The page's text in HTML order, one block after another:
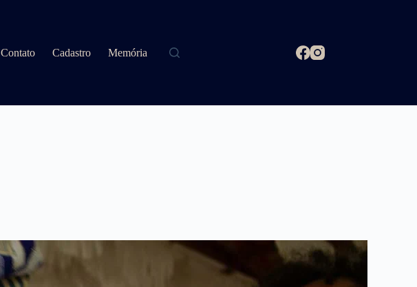
Contato Cadastro Memória